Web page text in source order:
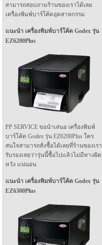
สามารถสอบถามร้านของเราได้เลย
เครื่องพิมพ์บาร์โค้ดอุตสาหกรรม
แนะนำ เครื่องพิมพ์บาร์โค้ด Godex รุ่น
EZ6200Plus
PP SERVICE ขอนำเสนอ เครื่องพิมพ์
บาร์โค้ด Godex รุ่น EZ6200Plus ใคร
สนใจสามารถสั่งซื้อได้เลยที่ร้านของเรา
รับรองเลยว่ารุ่นนี้ซื้อไปแล้วไม่มีทางผิด
หวัง แน่นอน
แนะนำ เครื่องพิมพ์บาร์โค้ด Godex รุ่น
EZ6300Plus